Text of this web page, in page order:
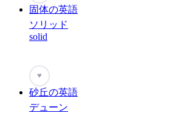
固体の英語
ソリッド
solid
♥
砂丘の英語
デューン